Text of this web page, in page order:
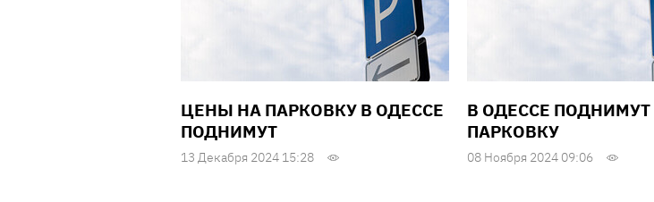
ЦЕНЫ НА ПАРКОВКУ В ОДЕССЕ
ПОДНИМУТ
13 Декабря 2024 15:28
В ОДЕССЕ
ПАРКОВКУ
08 Ноября 2024 09:06